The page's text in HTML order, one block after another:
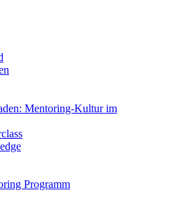
Mentoring-Kultur im
Programm